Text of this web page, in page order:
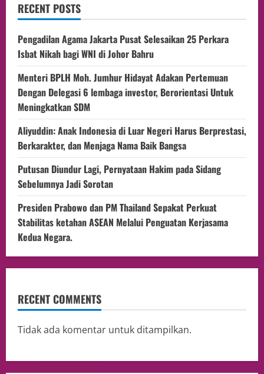
RECENT POSTS
Pengadilan Agama Jakarta Pusat Selesaikan 25 Perkara
Isbat Nikah bagi WNI di Johor Bahru
Menteri BPLH Moh. Jumhur Hidayat Adakan Pertemuan
Dengan Delegasi 6 lembaga investor, Berorientasi Untuk
Meningkatkan SDM
Aliyuddin: Anak Indonesia di Luar Negeri Harus Berprestasi,
Berkarakter, dan Menjaga Nama Baik Bangsa
Putusan Diundur Lagi, Pernyataan Hakim pada Sidang
Sebelumnya Jadi Sorotan
Presiden Prabowo dan PM Thailand Sepakat Perkuat
Stabilitas ketahan ASEAN Melalui Penguatan Kerjasama
Kedua Negara.
RECENT COMMENTS
Tidak ada komentar untuk ditampilkan.